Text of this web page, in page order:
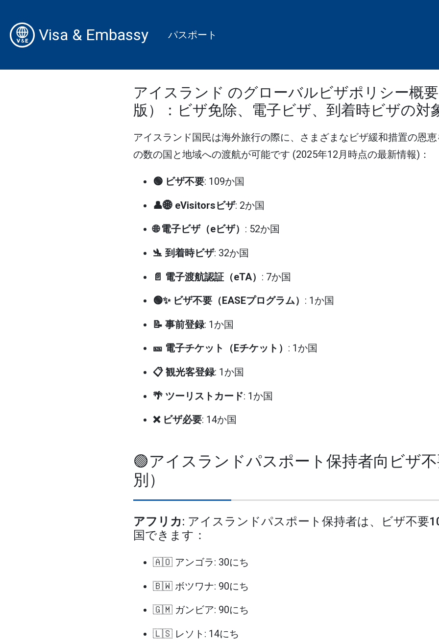
Visa & Embassy パスポート
アイスランド のグローバルビザポリシー概
版）：ビザ免除、電子ビザ、到着時ビザの対
アイスランド国民は海外旅行の際に、さまざまなビザ緩和措置の恩
の数の国と地域への渡航が可能です (2025年12月時点の最新情報)：
🟢 ビザ不要: 109か国
👤🌐 eVisitorsビザ: 2か国
🌐 電子ビザ（eビザ） : 52か国
🛬 到着時ビザ: 32か国
📄 電子渡航認証（eTA） : 7か国
🟢✨ ビザ不要（EASEプログラム） : 1か国
📝 事前登録: 1か国
🎫 電子チケット（Eチケット） : 1か国
📋 観光客登録: 1か国
🌴 ツーリストカード: 1か国
❌ ビザ必要: 14か国
🟢アイスランドパスポート保持者向ビザ
別）
アフリカ: アイスランドパスポート保持者は、ビザ不要
国できます：
🇦🇴 アンゴラ: 30にち
🇧🇼 ボツワナ: 90にち
🇬🇲 ガンビア: 90にち
🇱🇸 レソト: 14にち